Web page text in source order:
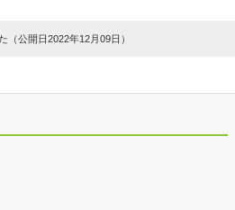
公開日2022年12月09日）